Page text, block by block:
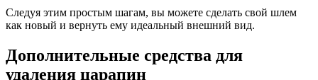
Следуя этим простым шагам, вы можете сделать свой шлем
как новый и вернуть ему идеальный внешний вид.
Дополнительные средства для
удаления царапин